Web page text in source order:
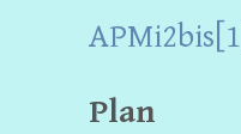
APMi2bis[1]
Plan